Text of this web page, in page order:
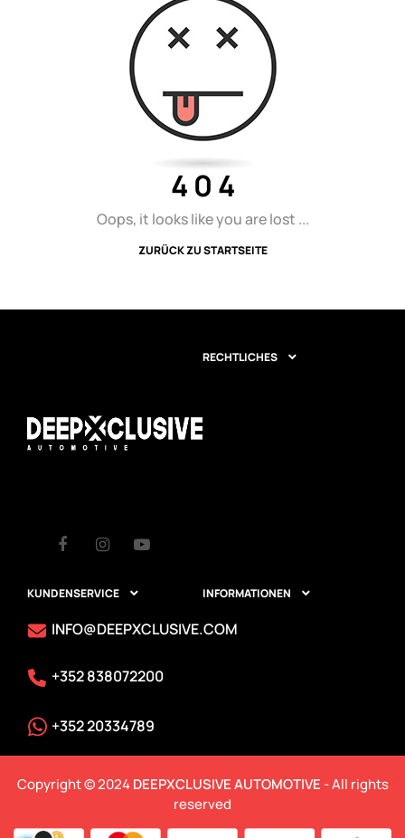
4 0 4
Oops, it looks like you are lost ...
ZURÜCK ZU STARTSEITE
FacebookInstagram
RECHTLICHES 
KUNDENSERVICE  INFORMATIONEN 
INFO@DEEPXCLUSIVE.COM
+352 838072200
+352 20334789
Copyright © 2024DEEPXCLUSIVE AUTOMOTIVE - All rights
reserved